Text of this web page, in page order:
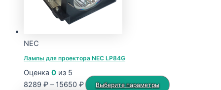
NEC
Лампы для проектора NEC LP84G
Оценка 0 из 5
8289 ₽ – 15650 ₽Диапазон
Выберите параметры
Этот